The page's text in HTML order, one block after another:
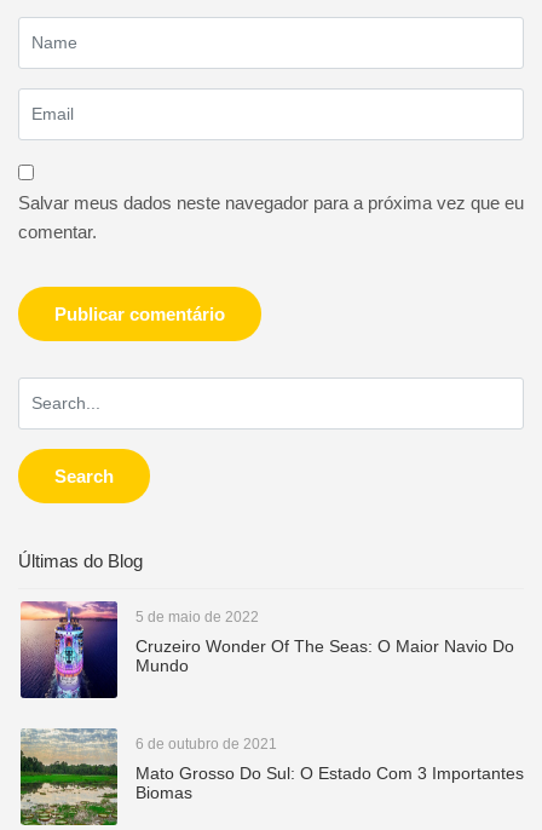
Salvar meus dados neste navegador para a próxima vez que eu
comentar.
Search
Últimas do Blog
5 de maio de 2022
Cruzeiro Wonder Of The Seas: O Maior Navio Do
Mundo
6 de outubro de 2021
Mato Grosso Do Sul: O Estado Com 3 Importantes
Biomas